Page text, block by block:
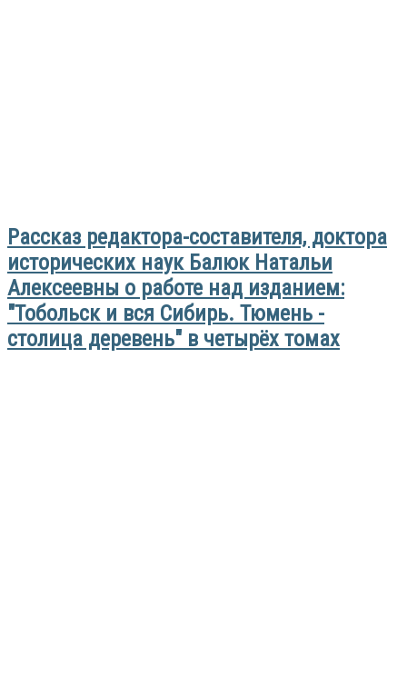
Рассказ редактора-составителя, доктора
исторических наук Балюк Натальи
Алексеевны о работе над изданием:
"Тобольск и вся Сибирь. Тюмень -
столица деревень" в четырёх томах